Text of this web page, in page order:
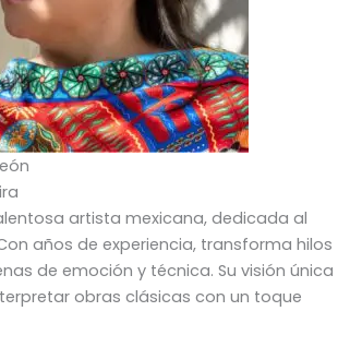
artista mexicana, dedicada al
años de experiencia, transforma hilos
de emoción y técnica. Su visión única
obras clásicas con un toque